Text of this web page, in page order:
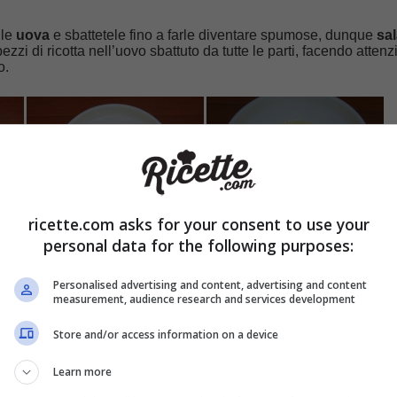
uova e sbattetele fino a farle diventare spumose, dunque
di ricotta nell’uovo sbattuto da tutte le parti, facendo
l’
ricotta. Cuocete ogni pezzo per
ricette.com asks for your consent to use your
personal data for the following purposes:
Personalised advertising and content, advertising and content
measurement, audience research and services development
Store and/or access information on a device
Learn more